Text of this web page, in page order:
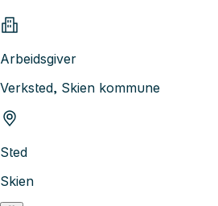
Arbeidsgiver
Verksted, Skien kommune
Sted
Skien